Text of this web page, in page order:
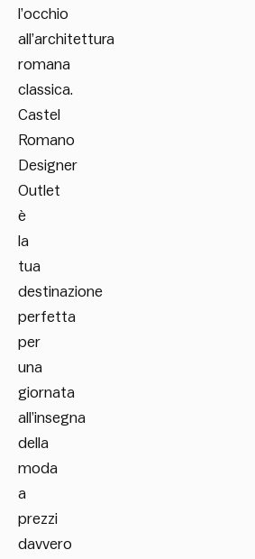
l’occhio
all’architettura
romana
classica.
Castel
Romano
Designer
Outlet
è
la
tua
destinazione
perfetta
per
una
giornata
all’insegna
della
moda
a
prezzi
davvero